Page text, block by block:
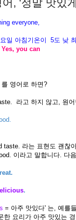
어, '정말 맛있
everyone,
일 아침기온이 5도 낮
Yes, you can
를 영어로 하면?
라고 하지 않고, 원
taste. 라는 표현도 괜찮
이라고 말합니다. 다
.
= 아주 맛있다' 는, 예를
한 요리가 아주 맛있는